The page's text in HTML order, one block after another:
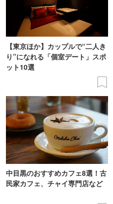
【東京ほか】カップルで“二人き
り”になれる「個室デート」スポ
ット10選
中目黒のおすすめカフェ8選！古
民家カフェ、チャイ専門店など